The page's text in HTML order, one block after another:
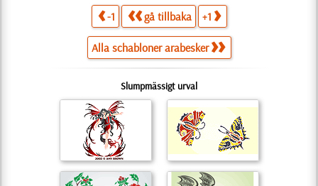
-1 gå tillbaka +1
Alla schabloner arabesker
Slumpmässigt urval